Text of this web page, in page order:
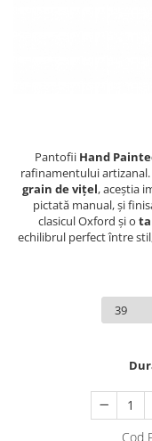
Pantofii Hand
rafinamentului
grain de vițel, aceștia
pictată manual, și
clasicul Oxford și o
echilibrul perfect între
Cod